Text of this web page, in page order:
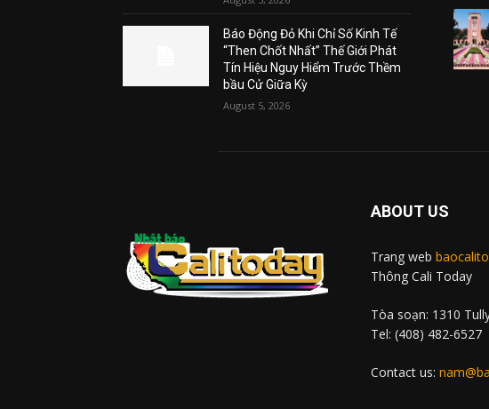
Báo Động Đỏ Khi Chỉ Số Kinh Tế
“Then Chốt Nhất” Thế Giới Phát
Tín Hiệu Nguy Hiểm Trước Thềm
bầu Cử Giữa Kỳ
August 5, 2026
ABOUT US
Trang web
Thông Cali Today
Tòa soạn: 1310
Tel: (408) 482-6527
Contact us: